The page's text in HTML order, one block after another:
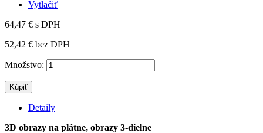
Vytlačiť
64,47 € s DPH
52,42 € bez DPH
Množstvo:
Kúpiť
Detaily
3D obrazy na plátne, obrazy 3-dielne